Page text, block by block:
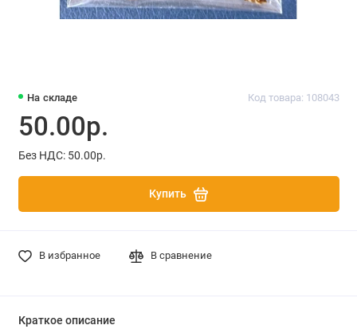
На складе Код товара: 108043
50.00р.
Без НДС: 50.00р.
Купить
В избранное В сравнение
Краткое описание